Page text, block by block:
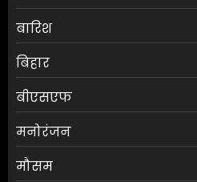
बारिश
बिहार
बीएसएफ
मनोरंजन
मौसम